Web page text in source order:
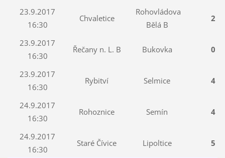
23.9.2017
16:30
Chvaletice
Rohovládova
Bělá B
2 :
23.9.2017
16:30
Řečany n. L. B Bukovka 0 :
23.9.2017
16:30
Rybitví Selmice 4 :
24.9.2017
16:30
Rohoznice Semín 4 :
24.9.2017
16:30
Staré Čívice Lipoltice 5 :